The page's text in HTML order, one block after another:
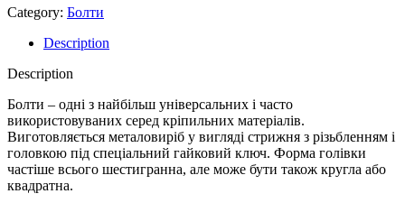
Category: Болти
Description
Description
Болти – одні з найбільш універсальних і часто
використовуваних серед кріпильних матеріалів.
Виготовляється металовиріб у вигляді стрижня з різьбленням і
головкою під спеціальний гайковий ключ. Форма голівки
частіше всього шестигранна, але може бути також кругла або
квадратна.